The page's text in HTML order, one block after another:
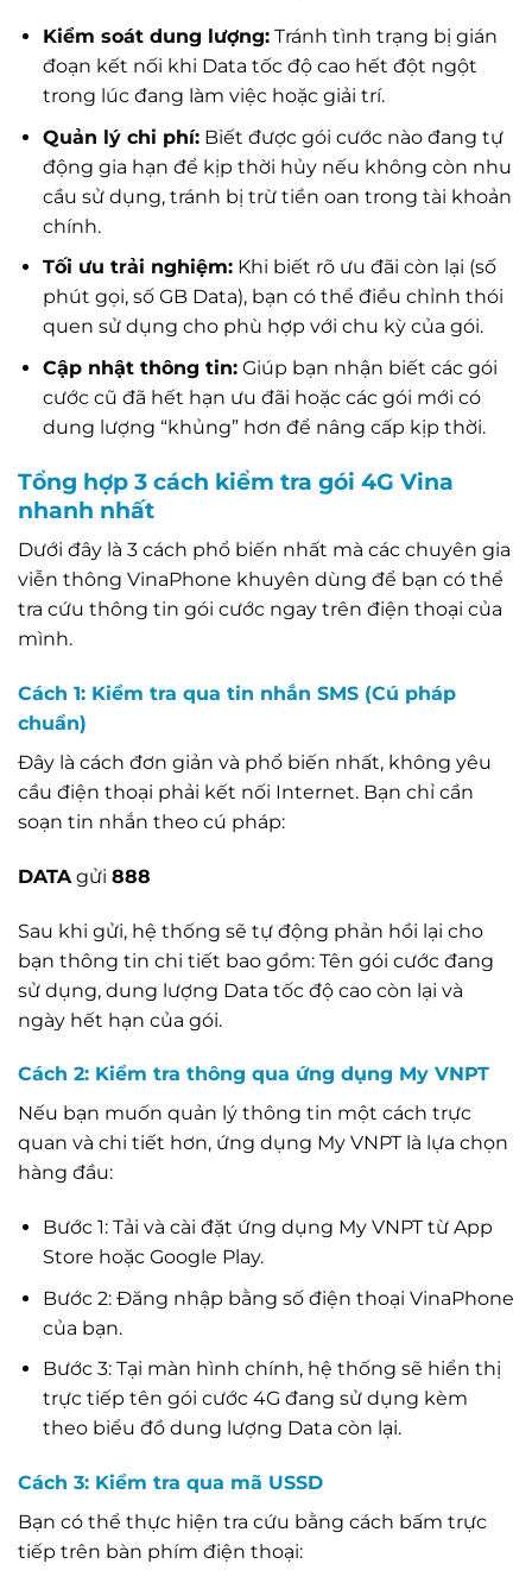
Kiểm soát dung lượng:Tránh tình trạng bị gián
đoạn kết nối khi Data tốc độ cao hết đột ngột
trong lúc đang làm việc hoặc giải trí.
Quản lý chi phí:Biết được gói cước nào đang tự
động gia hạn để kịp thời hủy nếu không còn nhu
cầu sử dụng, tránh bị trừ tiền oan trong tài khoản
chính.
Tối ưu trải nghiệm:Khi biết rõ ưu đãi còn lại (số
phút gọi, số GB Data), bạn có thể điều chỉnh thói
quen sử dụng cho phù hợp với chu kỳ của gói.
Cập nhật thông tin:Giúp bạn nhận biết các gói
cước cũ đã hết hạn ưu đãi hoặc các gói mới có
dung lượng “khủng” hơn để nâng cấp kịp thời.
Tổng hợp 3 cách kiểm tra gói 4G Vina
nhanh nhất
Dưới đây là 3 cách phổ biến nhất mà các chuyên gia
viễn thông VinaPhone khuyên dùng để bạn có thể
tra cứu thông tin gói cước ngay trên điện thoại của
mình.
Cách 1: Kiểm tra qua tin nhắn SMS (Cú pháp
chuẩn)
Đây là cách đơn giản và phổ biến nhất, không yêu
cầu điện thoại phải kết nối Internet. Bạn chỉ cần
soạn tin nhắn theo cú pháp:
DATA gửi 888
Sau khi gửi, hệ thống sẽ tự động phản hồi lại cho
bạn thông tin chi tiết bao gồm: Tên gói cước đang
sử dụng, dung lượng Data tốc độ cao còn lại và
ngày hết hạn của gói.
Cách 2: Kiểm tra thông qua ứng dụng My VNPT
Nếu bạn muốn quản lý thông tin một cách trực
quan và chi tiết hơn, ứng dụng My VNPT là lựa chọn
hàng đầu:
Bước 1: Tải và cài đặt ứng dụng My VNPT từ App
Store hoặc Google Play.
Bước 2: Đăng nhập bằng số điện thoại VinaPhone
của bạn.
Bước 3: Tại màn hình chính, hệ thống sẽ hiển thị
trực tiếp tên gói cước 4G đang sử dụng kèm
theo biểu đồ dung lượng Data còn lại.
Cách 3: Kiểm tra qua mã USSD
Bạn có thể thực hiện tra cứu bằng cách bấm trực
tiếp trên bàn phím điện thoại: